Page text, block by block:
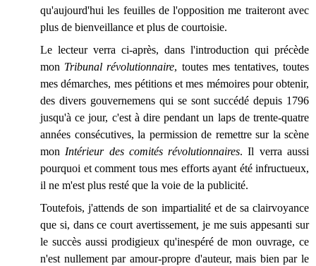
qu'aujourd'hui les feuilles de l'opposition me traiteront avec
plus de bienveillance et plus de courtoisie.
Le lecteur verra ci-après, dans l'introduction qui précède
mon Tribunal révolutionnaire, toutes mes tentatives, toutes
mes démarches, mes pétitions et mes mémoires pour obtenir,
des divers gouvernemens qui se sont succédé depuis 1796
jusqu'à ce jour, c'est à dire pendant un laps de trente-quatre
années consécutives, la permission de remettre sur la scène
mon Intérieur des comités révolutionnaires. Il verra aussi
pourquoi et comment tous mes efforts ayant été infructueux,
il ne m'est plus resté que la voie de la publicité.
Toutefois, j'attends de son impartialité et de sa clairvoyance
que si, dans ce court avertissement, je me suis appesanti sur
le succès aussi prodigieux qu'inespéré de mon ouvrage, ce
n'est nullement par amour-propre d'auteur, mais bien par le